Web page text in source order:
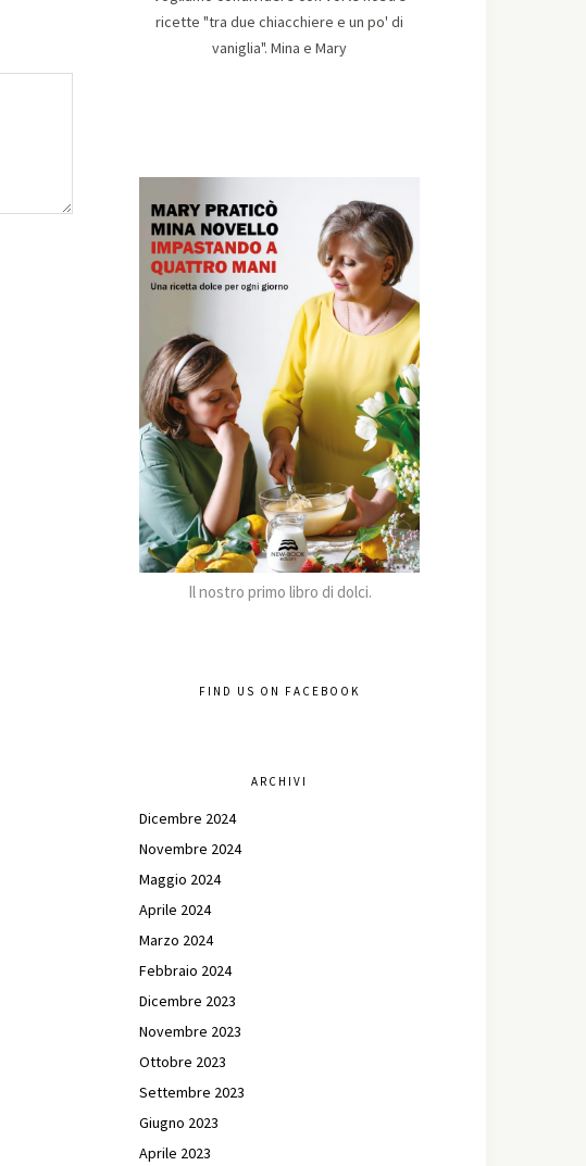
ricette "tra due chiacchiere e un po' di
vaniglia". Mina e Mary
Il nostro primo libro di dolci.
FIND US ON FACEBOOK
ARCHIVI
Dicembre 2024
Novembre 2024
Maggio 2024
Aprile 2024
Marzo 2024
Febbraio 2024
Dicembre 2023
Novembre 2023
Ottobre 2023
Settembre 2023
Giugno 2023
Aprile 2023